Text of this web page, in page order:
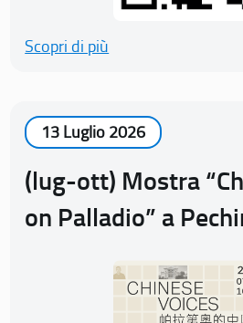
Scopri di più
13 Luglio 2026
(lug-ott) Mostra
on Palladio” a